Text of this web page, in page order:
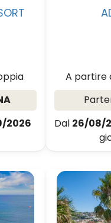
2026
A partire
Dal 26/08/